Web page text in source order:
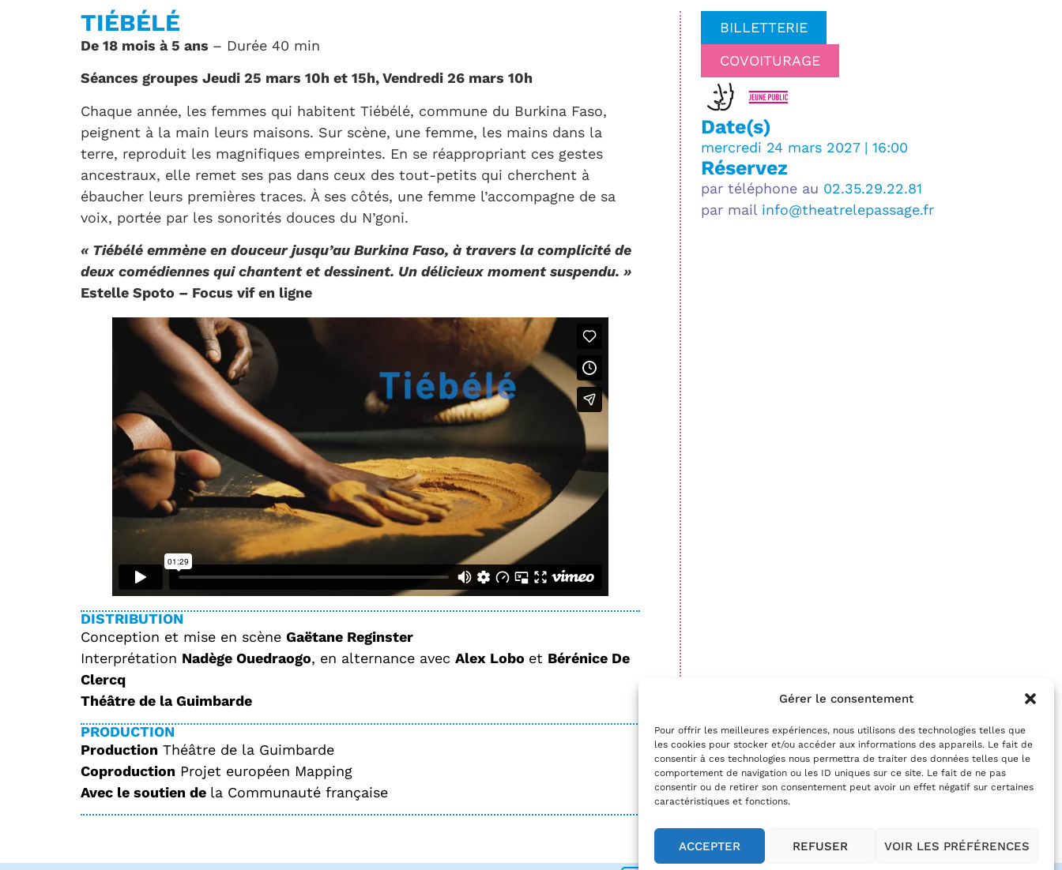
Gérer le consentement
Pour offrir les meilleures expériences, nous utilisons des technologies telles que
les cookies pour stocker et/ou accéder aux informations des appareils. Le fait de
consentir à ces technologies nous permettra de traiter des données telles que le
comportement de navigation ou les ID uniques sur ce site. Le fait de ne pas
consentir ou de retirer son consentement peut avoir un effet négatif sur certaines
caractéristiques et fonctions.
ACCEPTER REFUSER VOIR LES PRÉFÉRENCES
TIÉBÉLÉ
De 18 mois à 5 ans – Durée 40 min
Séances groupes Jeudi 25 mars 10h et 15h, Vendredi 26 mars 10h
Chaque année, les femmes qui habitent Tiébélé, commune du Burkina Faso,
peignent à la main leurs maisons. Sur scène, une femme, les mains dans la
terre, reproduit les magnifiques empreintes. En se réappropriant ces gestes
ancestraux, elle remet ses pas dans ceux des tout-petits qui cherchent à
ébaucher leurs premières traces. À ses côtés, une femme l’accompagne de sa
voix, portée par les sonorités douces du N’goni.
« Tiébélé emmène en douceur jusqu’au Burkina Faso, à travers la complicité de
deux comédiennes qui chantent et dessinent. Un délicieux moment suspendu. »
Estelle Spoto – Focus vif en ligne
DISTRIBUTION
Conception et mise en scène Gaëtane Reginster
Interprétation Nadège Ouedraogo, en alternance avec Alex Lobo et Bérénice De
Clercq
Théâtre de la Guimbarde
PRODUCTION
Production Théâtre de la Guimbarde
Coproduction Projet européen Mapping
Avec le soutien de la Communauté française
BILLETTERIE
COVOITURAGE
Date(s)
mercredi 24 mars 2027 | 16:00
Réservez
par téléphone au 02.35.29.22.81
par mail info@theatrelepassage.fr